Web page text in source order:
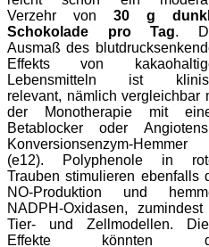
Verzehr von 30 g
Schokolade pro Tag.
Ausmaß des
Effekts von
Lebensmitteln ist
relevant, nämlich vergleichbar
der Monotherapie mit
Betablocker oder
Konversionsenzym-Hemmer
(e12). Polyphenole in
Trauben stimulieren ebenfalls
NO-Produktion und
NADPH-Oxidasen,
Tier- und Zellmodellen.
Effekte könnten